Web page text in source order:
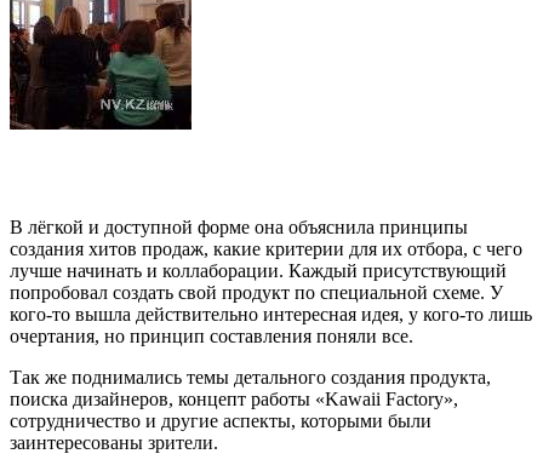
В лёгкой и доступной форме она объяснила принципы
создания хитов продаж, какие критерии для их отбора, с чего
лучше начинать и коллаборации. Каждый присутствующий
попробовал создать свой продукт по специальной схеме. У
кого-то вышла действительно интересная идея, у кого-то лишь
очертания, но принцип составления поняли все.
Так же поднимались темы детального создания продукта,
поиска дизайнеров, концепт работы «Kawaii Factory»,
сотрудничество и другие аспекты, которыми были
заинтересованы зрители.